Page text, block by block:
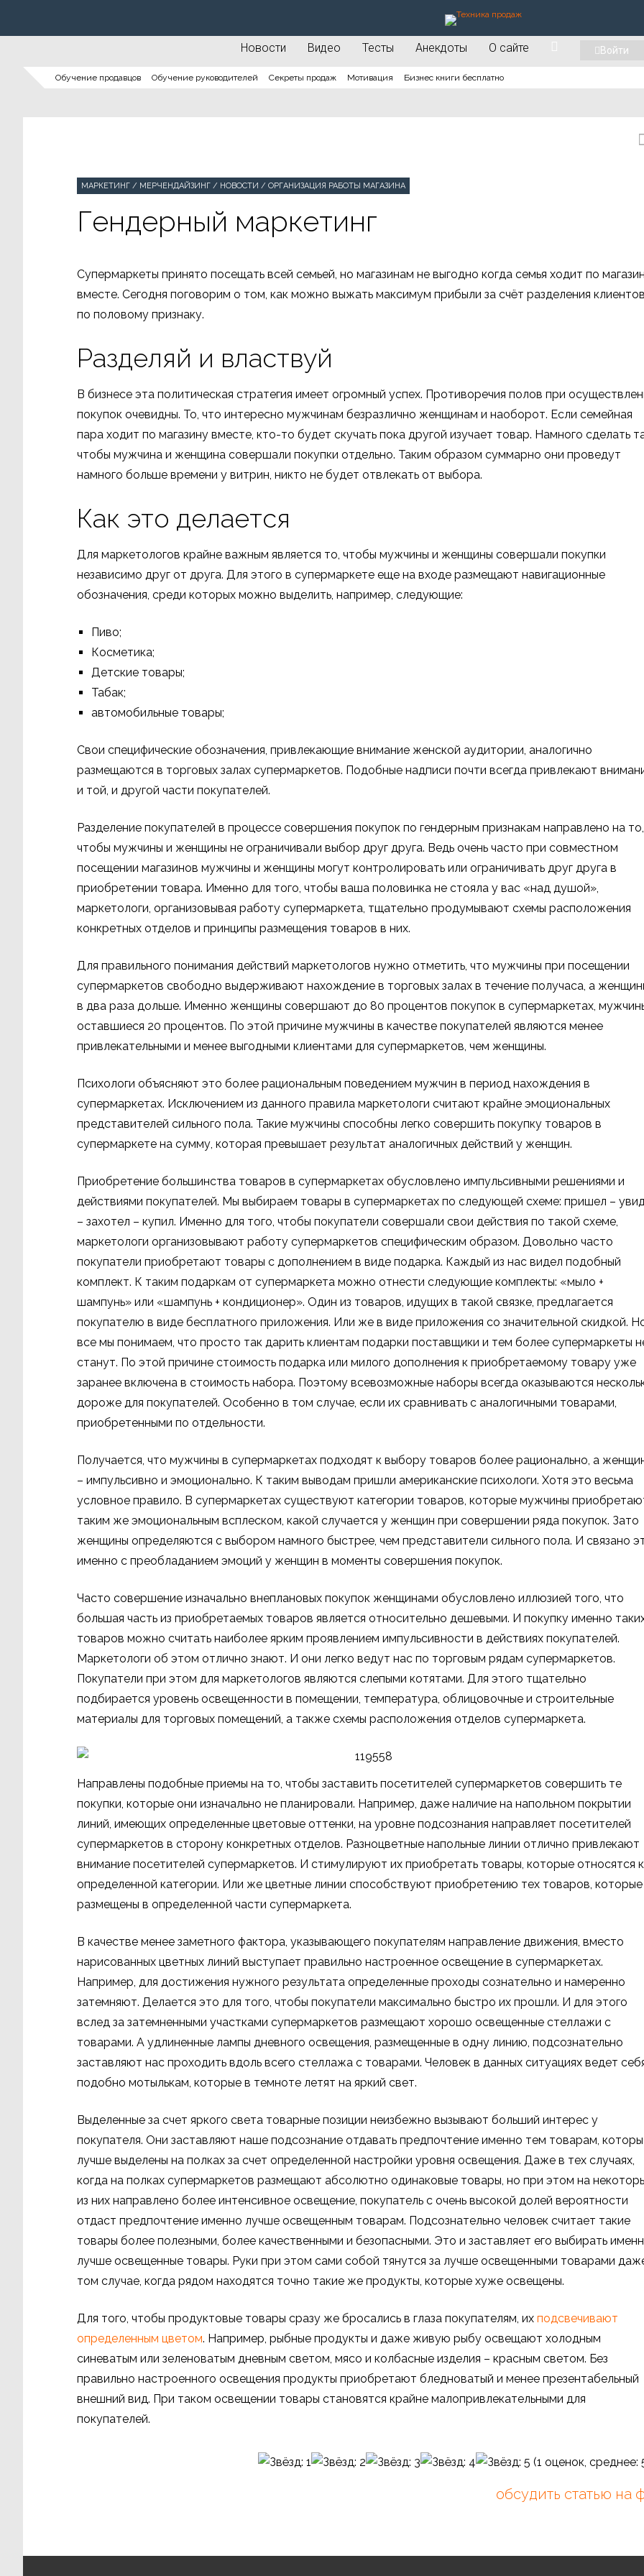
Новости Видео Тесты Анекдоты О сайте Войти
Обучение продавцов Обучение руководителей Секреты продаж Мотивация Бизнес книги бесплатно
МАРКЕТИНГ / МЕРЧЕНДАЙЗИНГ / НОВОСТИ / ОРГАНИЗАЦИЯ РАБОТЫ МАГАЗИНА
Гендерный маркетинг
Супермаркеты принято посещать всей семьей, но магазинам не выгодно когда семья ходит по
вместе. Сегодня поговорим о том, как можно выжать максимум прибыли за счёт разделения
по половому признаку.
Разделяй и властвуй
В бизнесе эта политическая стратегия имеет огромный успех. Противоречия полов при
покупок очевидны. То, что интересно мужчинам безразлично женщинам и наоборот. Если семейная
пара ходит по магазину вместе, кто-то будет скучать пока другой изучает товар. Намного сделать
чтобы мужчина и женщина совершали покупки отдельно. Таким образом суммарно они проведут
намного больше времени у витрин, никто не будет отвлекать от выбора.
Как это делается
Для маркетологов крайне важным является то, чтобы мужчины и женщины совершали покупки
независимо друг от друга. Для этого в супермаркете еще на входе размещают навигационные
обозначения, среди которых можно выделить, например, следующие:
Пиво;
Косметика;
Детские товары;
Табак;
автомобильные товары;
Свои специфические обозначения, привлекающие внимание женской аудитории, аналогично
размещаются в торговых залах супермаркетов. Подобные надписи почти всегда привлекают
и той, и другой части покупателей.
Разделение покупателей в процессе совершения покупок по гендерным признакам направлено на то,
чтобы мужчины и женщины не ограничивали выбор друг друга. Ведь очень часто при совместном
посещении магазинов мужчины и женщины могут контролировать или ограничивать друг друга в
приобретении товара. Именно для того, чтобы ваша половинка не стояла у вас «над душой»,
маркетологи, организовывая работу супермаркета, тщательно продумывают схемы расположения
конкретных отделов и принципы размещения товаров в них.
Для правильного понимания действий маркетологов нужно отметить, что мужчины при посещении
супермаркетов свободно выдерживают нахождение в торговых залах в течение получаса, а
в два раза дольше. Именно женщины совершают до 80 процентов покупок в супермаркетах,
оставшиеся 20 процентов. По этой причине мужчины в качестве покупателей являются менее
привлекательными и менее выгодными клиентами для супермаркетов, чем женщины.
Психологи объясняют это более рациональным поведением мужчин в период нахождения в
супермаркетах. Исключением из данного правила маркетологи считают крайне эмоциональных
представителей сильного пола. Такие мужчины способны легко совершить покупку товаров в
супермаркете на сумму, которая превышает результат аналогичных действий у женщин.
Приобретение большинства товаров в супермаркетах обусловлено импульсивными решениями и
действиями покупателей. Мы выбираем товары в супермаркетах по следующей схеме: пришел –
– захотел – купил. Именно для того, чтобы покупатели совершали свои действия по такой схеме,
маркетологи организовывают работу супермаркетов специфическим образом. Довольно часто
покупатели приобретают товары с дополнением в виде подарка. Каждый из нас видел подобный
комплект. К таким подаркам от супермаркета можно отнести следующие комплекты: «мыло +
шампунь» или «шампунь + кондиционер». Один из товаров, идущих в такой связке, предлагается
покупателю в виде бесплатного приложения. Или же в виде приложения со значительной скидкой.
все мы понимаем, что просто так дарить клиентам подарки поставщики и тем более супермаркеты
станут. По этой причине стоимость подарка или милого дополнения к приобретаемому товару уже
заранее включена в стоимость набора. Поэтому всевозможные наборы всегда оказываются
дороже для покупателей. Особенно в том случае, если их сравнивать с аналогичными товарами,
приобретенными по отдельности.
Получается, что мужчины в супермаркетах подходят к выбору товаров более рационально, а
– импульсивно и эмоционально. К таким выводам пришли американские психологи. Хотя это весьма
условное правило. В супермаркетах существуют категории товаров, которые мужчины
таким же эмоциональным всплеском, какой случается у женщин при совершении ряда покупок. Зато
женщины определяются с выбором намного быстрее, чем представители сильного пола. И связано
именно с преобладанием эмоций у женщин в моменты совершения покупок.
Часто совершение изначально внеплановых покупок женщинами обусловлено иллюзией того, что
большая часть из приобретаемых товаров является относительно дешевыми. И покупку именно
товаров можно считать наиболее ярким проявлением импульсивности в действиях покупателей.
Маркетологи об этом отлично знают. И они легко ведут нас по торговым рядам супермаркетов.
Покупатели при этом для маркетологов являются слепыми котятами. Для этого тщательно
подбирается уровень освещенности в помещении, температура, облицовочные и строительные
материалы для торговых помещений, а также схемы расположения отделов супермаркета.
Направлены подобные приемы на то, чтобы заставить посетителей супермаркетов совершить те
покупки, которые они изначально не планировали. Например, даже наличие на напольном покрытии
линий, имеющих определенные цветовые оттенки, на уровне подсознания направляет посетителей
супермаркетов в сторону конкретных отделов. Разноцветные напольные линии отлично привлекают
внимание посетителей супермаркетов. И стимулируют их приобретать товары, которые относятся к
определенной категории. Или же цветные линии способствуют приобретению тех товаров, которые
размещены в определенной части супермаркета.
В качестве менее заметного фактора, указывающего покупателям направление движения, вместо
нарисованных цветных линий выступает правильно настроенное освещение в супермаркетах.
Например, для достижения нужного результата определенные проходы сознательно и намеренно
затемняют. Делается это для того, чтобы покупатели максимально быстро их прошли. И для этого
вслед за затемненными участками супермаркетов размещают хорошо освещенные стеллажи с
товарами. А удлиненные лампы дневного освещения, размещенные в одну линию, подсознательно
заставляют нас проходить вдоль всего стеллажа с товарами. Человек в данных ситуациях ведет
подобно мотылькам, которые в темноте летят на яркий свет.
Выделенные за счет яркого света товарные позиции неизбежно вызывают больший интерес у
покупателя. Они заставляют наше подсознание отдавать предпочтение именно тем товарам,
лучше выделены на полках за счет определенной настройки уровня освещения. Даже в тех случаях,
когда на полках супермаркетов размещают абсолютно одинаковые товары, но при этом на
из них направлено более интенсивное освещение, покупатель с очень высокой долей вероятности
отдаст предпочтение именно лучше освещенным товарам. Подсознательно человек считает такие
товары более полезными, более качественными и безопасными. Это и заставляет его выбирать
лучше освещенные товары. Руки при этом сами собой тянутся за лучше освещенными товарами
том случае, когда рядом находятся точно такие же продукты, которые хуже освещены.
Для того, чтобы продуктовые товары сразу же бросались в глаза покупателям, их подсвечивают
определенным цветом. Например, рыбные продукты и даже живую рыбу освещают холодным
синеватым или зеленоватым дневным светом, мясо и колбасные изделия – красным светом. Без
правильно настроенного освещения продукты приобретают бледноватый и менее презентабельный
внешний вид. При таком освещении товары становятся крайне малопривлекательными для
покупателей.
(1 оценок, среднее:
обсудить статью на